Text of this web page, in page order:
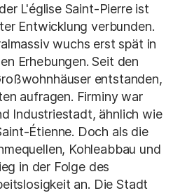
L'église Saint-Pierre ist
Entwicklung verbunden.
wuchs erst spät in
Erhebungen. Seit den
entstanden,
aufragen. Firminy war
Industriestadt, ähnlich wie
Étienne. Doch als die
Kohleabbau und
in der Folge des
an. Die Stadt